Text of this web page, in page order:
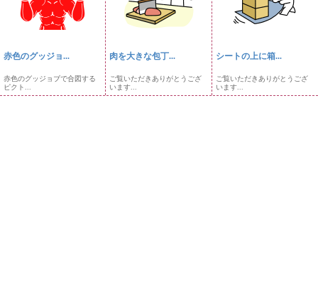
赤色のグッジョ...
赤色のグッジョブで合図する
ピクト...
肉を大きな包丁...
ご覧いただきありがとうござ
います...
シートの上に箱...
ご覧いただきありがとうござ
います...